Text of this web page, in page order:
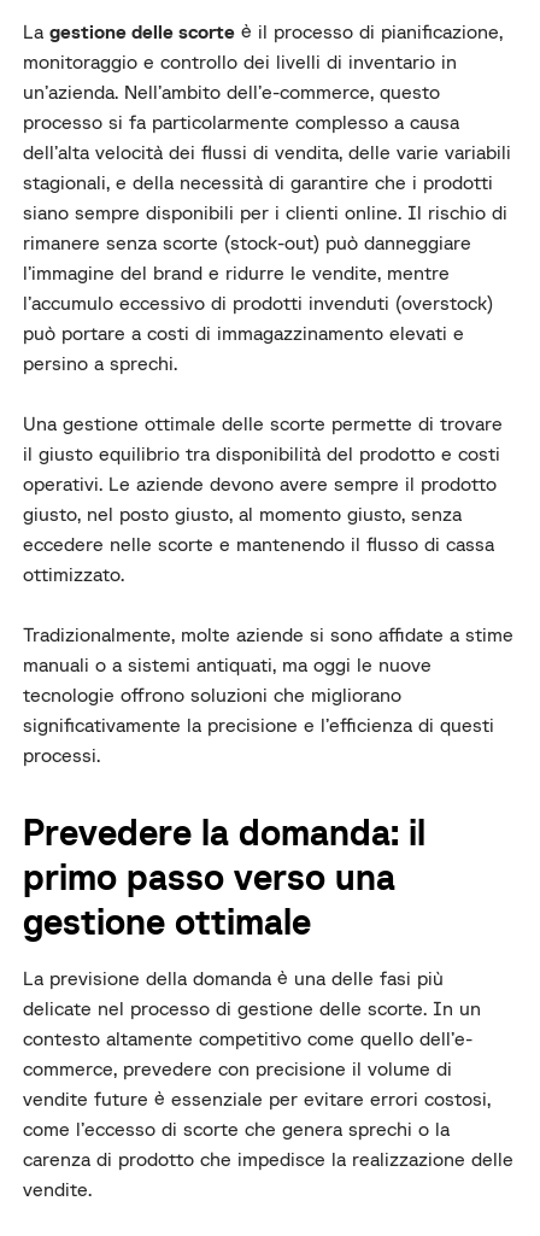
Lagestione delle scorte è il processo di pianificazione,
monitoraggio e controllo dei livelli di inventario in
un’azienda. Nell’ambito dell’e-commerce, questo
processo si fa particolarmente complesso a causa
dell’alta velocità dei flussi di vendita, delle varie variabili
stagionali, e della necessità di garantire che i prodotti
siano sempre disponibili per i clienti online. Il rischio di
rimanere senza scorte (stock-out) può danneggiare
l’immagine del brand e ridurre le vendite, mentre
l’accumulo eccessivo di prodotti invenduti (overstock)
può portare a costi di immagazzinamento elevati e
persino a sprechi.
Una gestione ottimale delle scorte permette di trovare
il giusto equilibrio tra disponibilità del prodotto e costi
operativi. Le aziende devono avere sempre il prodotto
giusto, nel posto giusto, al momento giusto, senza
eccedere nelle scorte e mantenendo il flusso di cassa
ottimizzato.
Tradizionalmente, molte aziende si sono affidate a stime
manuali o a sistemi antiquati, ma oggi le nuove
tecnologie offrono soluzioni che migliorano
significativamente la precisione e l’efficienza di questi
processi.
Prevedere la domanda: il
primo passo verso una
gestione ottimale
La previsione della domanda è una delle fasi più
delicate nel processo di gestione delle scorte. In un
contesto altamente competitivo come quello dell’e-
commerce, prevedere con precisione il volume di
vendite future è essenziale per evitare errori costosi,
come l’eccesso di scorte che genera sprechi o la
carenza di prodotto che impedisce la realizzazione delle
vendite.